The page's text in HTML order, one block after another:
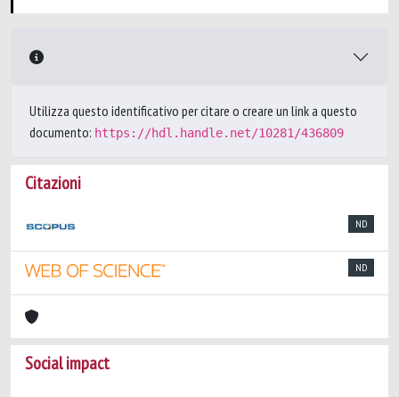
Utilizza questo identificativo per citare o creare un link a questo
documento: https://hdl.handle.net/10281/436809
Citazioni
ND
ND
Social impact